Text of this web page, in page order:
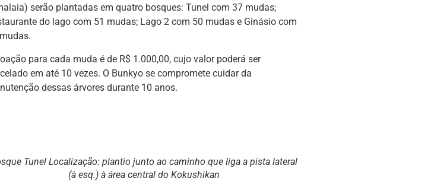
serão plantadas em quatro bosques: Tunel com 37 mudas;
do lago com 51 mudas; Lago 2 com 50 mudas e Ginásio com
para cada muda é de R$ 1.000,00, cujo valor poderá ser
em até 10 vezes. O Bunkyo se compromete cuidar da
dessas árvores durante 10 anos.
Tunel Localização: plantio junto ao caminho que liga a pista lateral
(à esq.) à área central do Kokushikan